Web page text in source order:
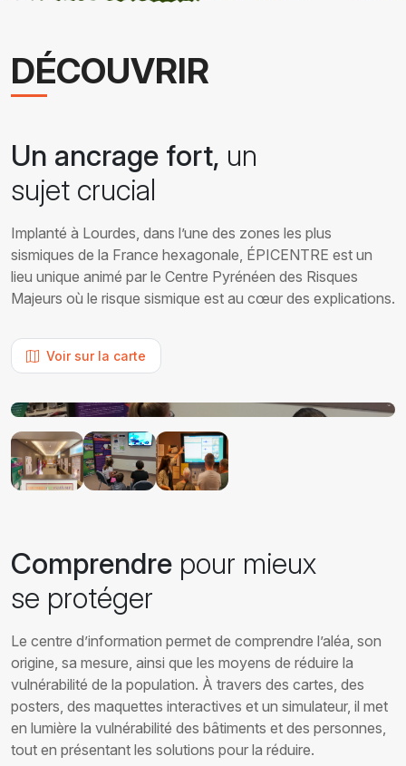
DÉCOUVRIR
Un ancrage fort, un
sujet crucial
Implanté à Lourdes, dans l’une des zones les plus
sismiques de la France hexagonale, ÉPICENTRE est un
lieu unique animé par le Centre Pyrénéen des Risques
Majeurs où le risque sismique est au cœur des explications.
Voir sur la carte
Comprendre pour mieux
se protéger
Le centre d’information permet de comprendre l’aléa, son
origine, sa mesure, ainsi que les moyens de réduire la
vulnérabilité de la population. À travers des cartes, des
posters, des maquettes interactives et un simulateur, il met
en lumière la vulnérabilité des bâtiments et des personnes,
tout en présentant les solutions pour la réduire.